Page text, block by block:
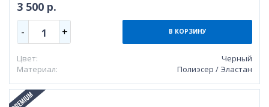
3 500 р.
- 1 + В КОРЗИНУ
Цвет:
Черный
Материал:
Полиэсер / Эластан